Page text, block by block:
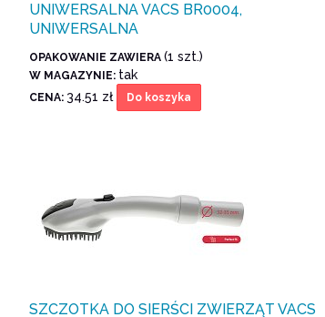
UNIWERSALNA VACS BR0004,
UNIWERSALNA
OPAKOWANIE ZAWIERA (1 szt.)
W MAGAZYNIE: tak
CENA: 34.51 zł Do koszyka
SZCZOTKA DO SIERŚCI ZWIERZĄT VACS